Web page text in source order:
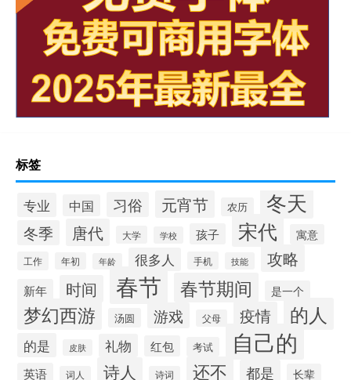
标签
专业 中国 习俗 元宵节 农历 冬天
冬季 唐代 大学 学校 孩子 宋代 寓意
工作 年初 年龄 很多人 手机 技能 攻略
新年 时间 春节 春节期间 是一个
梦幻西游 汤圆 游戏 父母 疫情 的人
的是 皮肤 礼物 红包 考试 自己的
英语 词人 诗人 诗词 还不 都是 长辈